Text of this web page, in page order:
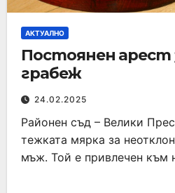
АКТУАЛНО
Постоянен арест
грабеж
24.02.2025
Районен съд – Велики
тежката мярка за
мъж. Той е привлечен към